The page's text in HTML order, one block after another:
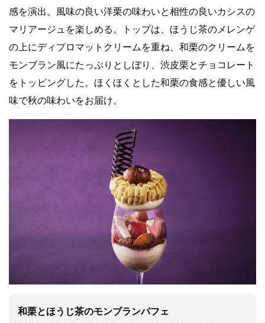
感を演出。風味の良い洋栗の味わいと相性の良いカシスの
マリアージュを楽しめる。トップは、ほうじ茶のメレンゲ
の上にディプロマットクリームを重ね、和栗のクリームを
モンブラン風にたっぷりとしぼり、渋皮栗とチョコレート
をトッピングした。ほくほくとした和栗の食感と優しい風
味で秋の味わいをお届け。
和栗とほうじ茶のモンブランパフェ